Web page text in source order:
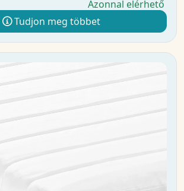
Azonnal elérhető
Tudjon meg többet